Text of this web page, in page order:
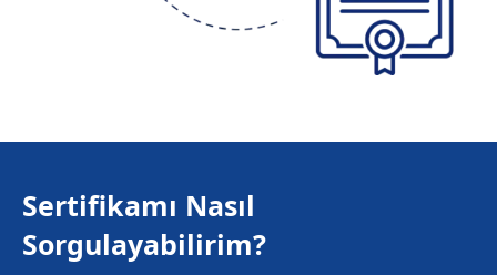
Sertifikamı Nasıl
Sorgulayabilirim?